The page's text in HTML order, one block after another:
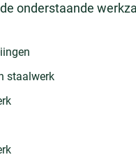
onderstaande
staalwerk